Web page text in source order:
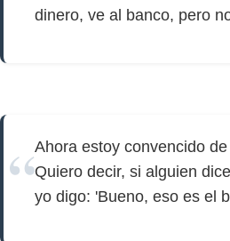
dinero, ve al banco, pero
Ahora estoy convencido
Quiero decir, si alguien
yo digo: 'Bueno, eso es el